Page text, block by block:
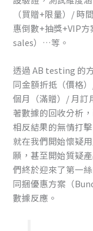
（買贈+限量）/ 時
惠倒數+抽獎+VIP
sales）…等。
透過 AB testing 的
同金額折抵（價格
個月（滿贈）/ 月
著數據的回收分析
相反結果的無情打
就在我們開始懷疑
願，甚至開始質疑
們終於迎來了第一
同捆優惠方案（
數據反應。